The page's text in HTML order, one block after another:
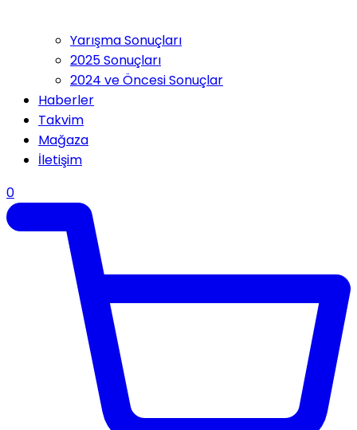
Yarışma Sonuçları
2025 Sonuçları
2024 ve Öncesi Sonuçlar
Haberler
Takvim
Mağaza
İletişim
0